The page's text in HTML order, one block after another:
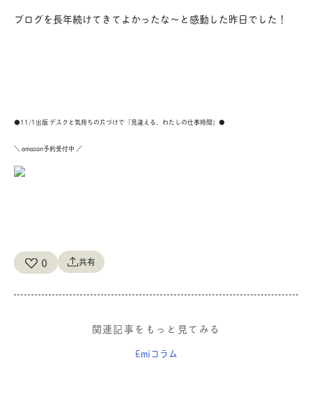
ブログを長年続けてきてよかったな〜と感動した昨日でした！
●11/1出版 デスクと気持ちの片づけで「見違える、わたしの仕事時間」●
＼ amazon予約受付中 ／
0 共有
関連記事をもっと見てみる
Emiコラム